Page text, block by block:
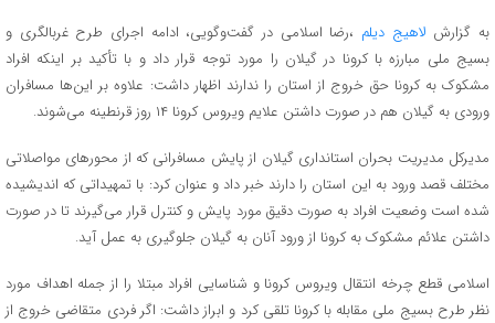
به گزارش لاهیج دیلم ،رضا اسلامی در گفت‌وگویی، ادامه اجرای طرح غربالگری و
بسیج ملی مبارزه با کرونا در گیلان را مورد توجه قرار داد و با تأکید بر اینکه افراد
مشکوک به کرونا حق خروج از استان را ندارند اظهار داشت: علاوه بر این‌ها مسافران
ورودی به گیلان هم در صورت داشتن علایم ویروس کرونا ۱۴ روز قرنطینه می‌شوند.
مدیرکل مدیریت بحران استانداری گیلان از پایش مسافرانی که از محورهای مواصلاتی
مختلف قصد ورود به این استان را دارند خبر داد و عنوان کرد: با تمهیداتی که اندیشیده
شده است وضعیت افراد به صورت دقیق مورد پایش و کنترل قرار می‌گیرند تا در صورت
داشتن علائم مشکوک به کرونا از ورود آنان به گیلان جلوگیری به عمل آید.
اسلامی قطع چرخه انتقال ویروس کرونا و شناسایی افراد مبتلا را از جمله اهداف مورد
نظر طرح بسیج ملی مقابله با کرونا تلقی کرد و ابراز داشت: اگر فردی متقاضی خروج از